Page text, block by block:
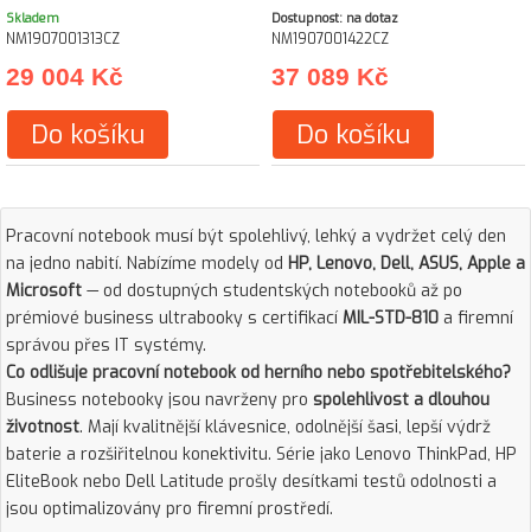
Skladem
NM1907001313CZ
29 004 Kč
Do košíku
Dostupnost: na dotaz
NM1907001422CZ
37 089 Kč
Do košíku
Pracovní notebook musí být spolehlivý, lehký a vydržet celý den
na jedno nabití. Nabízíme modely od HP, Lenovo, Dell, ASUS, Apple a
Microsoft — od dostupných studentských notebooků až po
prémiové business ultrabooky s certifikací MIL-STD-810 a firemní
správou přes IT systémy.
Co odlišuje pracovní notebook od herního nebo spotřebitelského?
Business notebooky jsou navrženy pro spolehlivost a dlouhou
životnost. Mají kvalitnější klávesnice, odolnější šasi, lepší výdrž
baterie a rozšiřitelnou konektivitu. Série jako Lenovo ThinkPad, HP
EliteBook nebo Dell Latitude prošly desítkami testů odolnosti a
jsou optimalizovány pro firemní prostředí.